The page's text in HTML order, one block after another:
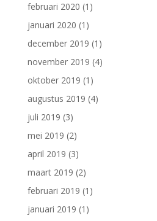
februari 2020 (1)
januari 2020 (1)
december 2019 (1)
november 2019 (4)
oktober 2019 (1)
augustus 2019 (4)
juli 2019 (3)
mei 2019 (2)
april 2019 (3)
maart 2019 (2)
februari 2019 (1)
januari 2019 (1)